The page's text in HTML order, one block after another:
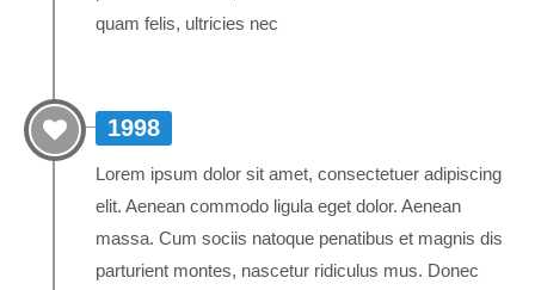
quam felis, ultricies nec
1998
Lorem ipsum dolor sit amet, consectetuer adipiscing
elit. Aenean commodo ligula eget dolor. Aenean
massa. Cum sociis natoque penatibus et magnis dis
parturient montes, nascetur ridiculus mus. Donec